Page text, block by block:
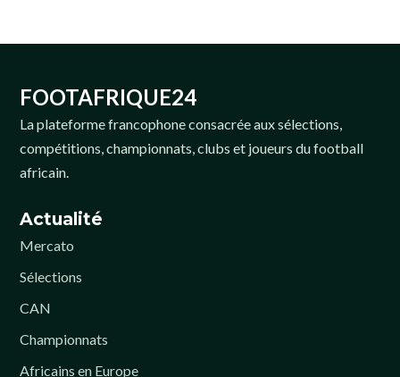
FOOTAFRIQUE24
La plateforme francophone consacrée aux sélections,
compétitions, championnats, clubs et joueurs du football
africain.
Actualité
Mercato
Sélections
CAN
Championnats
Africains en Europe